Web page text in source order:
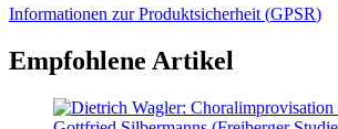
Informationen zur Produktsicherheit (GPSR)
Empfohlene Artikel